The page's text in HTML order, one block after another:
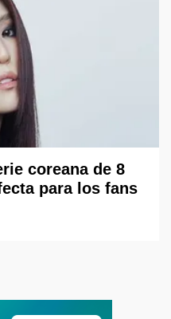
coreana de 8
para los fans